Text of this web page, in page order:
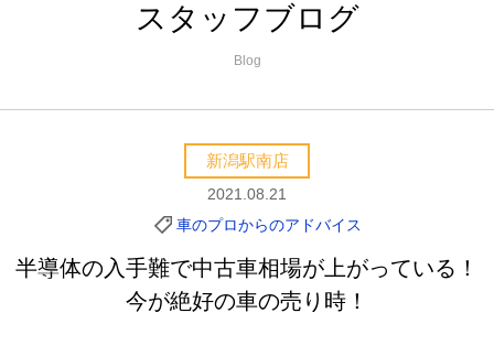
スタッフブログ
Blog
新潟駅南店
2021.08.21
車のプロからのアドバイス
半導体の入手難で中古車相場が上がっている！
今が絶好の車の売り時！